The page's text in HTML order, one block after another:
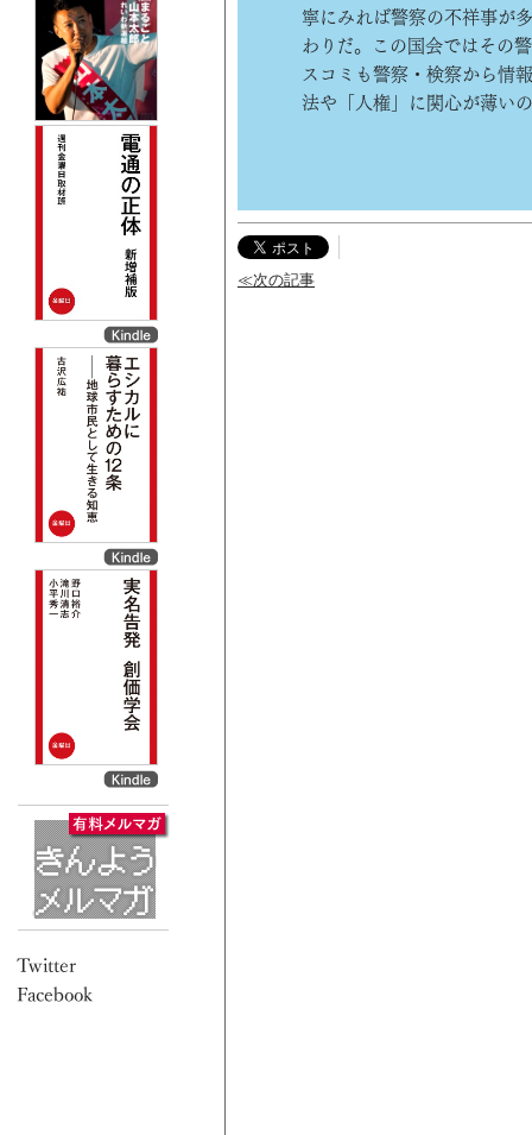
寧にみれば警察の不祥事が
わりだ。この国会ではその
スコミも警察・検察から情
法や「人権」に関心が薄い
≪次の記事